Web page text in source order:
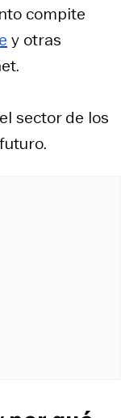
compite
y otras
sector de los